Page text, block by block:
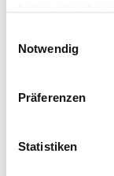
Notwendig
Präferenzen
Statistiken